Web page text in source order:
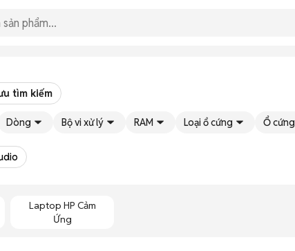
tìm kiếm
Dòng Bộ vi xử lý RAM Loại ổ cứng Ổ cứng
Laptop HP Cảm
Ứng